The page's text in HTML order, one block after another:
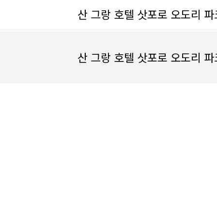
산 그랑 호텔 삿포로 오도리 파
산 그랑 호텔 삿포로 오도리 파